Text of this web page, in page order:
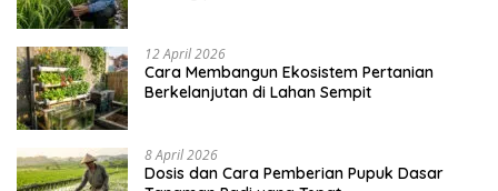
12 April 2026
Cara Membangun Ekosistem Pertanian
Berkelanjutan di Lahan Sempit
8 April 2026
Dosis dan Cara Pemberian Pupuk Dasar